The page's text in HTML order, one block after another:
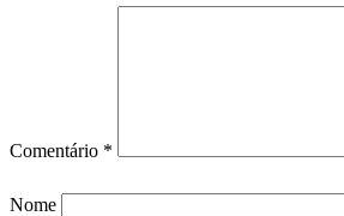
Comentário *
Nome